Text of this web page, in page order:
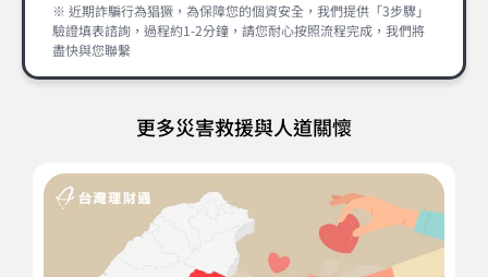
※ 近期詐騙行為猖獗，為保障您的個資安全，我們提供「3步驟」
驗證填表諮詢，過程約1-2分鐘，請您耐心按照流程完成，我們將
盡快與您聯繫
更多災害救援與人道關懷